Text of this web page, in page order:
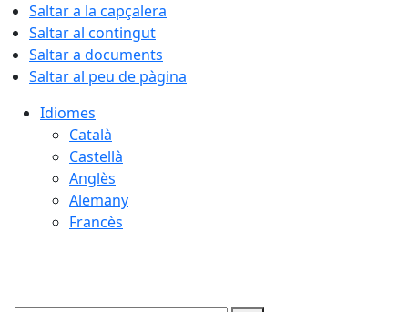
Saltar a la capçalera
Saltar al contingut
Saltar a documents
Saltar al peu de pàgina
Idiomes
Català
Castellà
Anglès
Alemany
Francès